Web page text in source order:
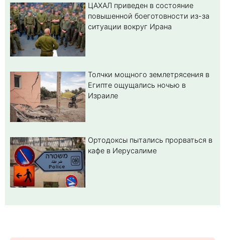
ЦАХАЛ приведен в состояние
повышенной боеготовности из-за
ситуации вокруг Ирана
Толчки мощного землетрясения в
Египте ощущались ночью в
Израиле
Ортодоксы пытались прорваться в
кафе в Иерусалиме